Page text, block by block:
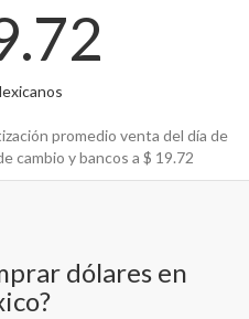
promedio venta del día de
cambio y bancos a $ 19.72
dólares en